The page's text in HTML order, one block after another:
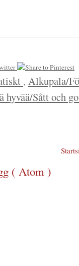
, Alkupala/
hyvää/Sått och
( Atom )